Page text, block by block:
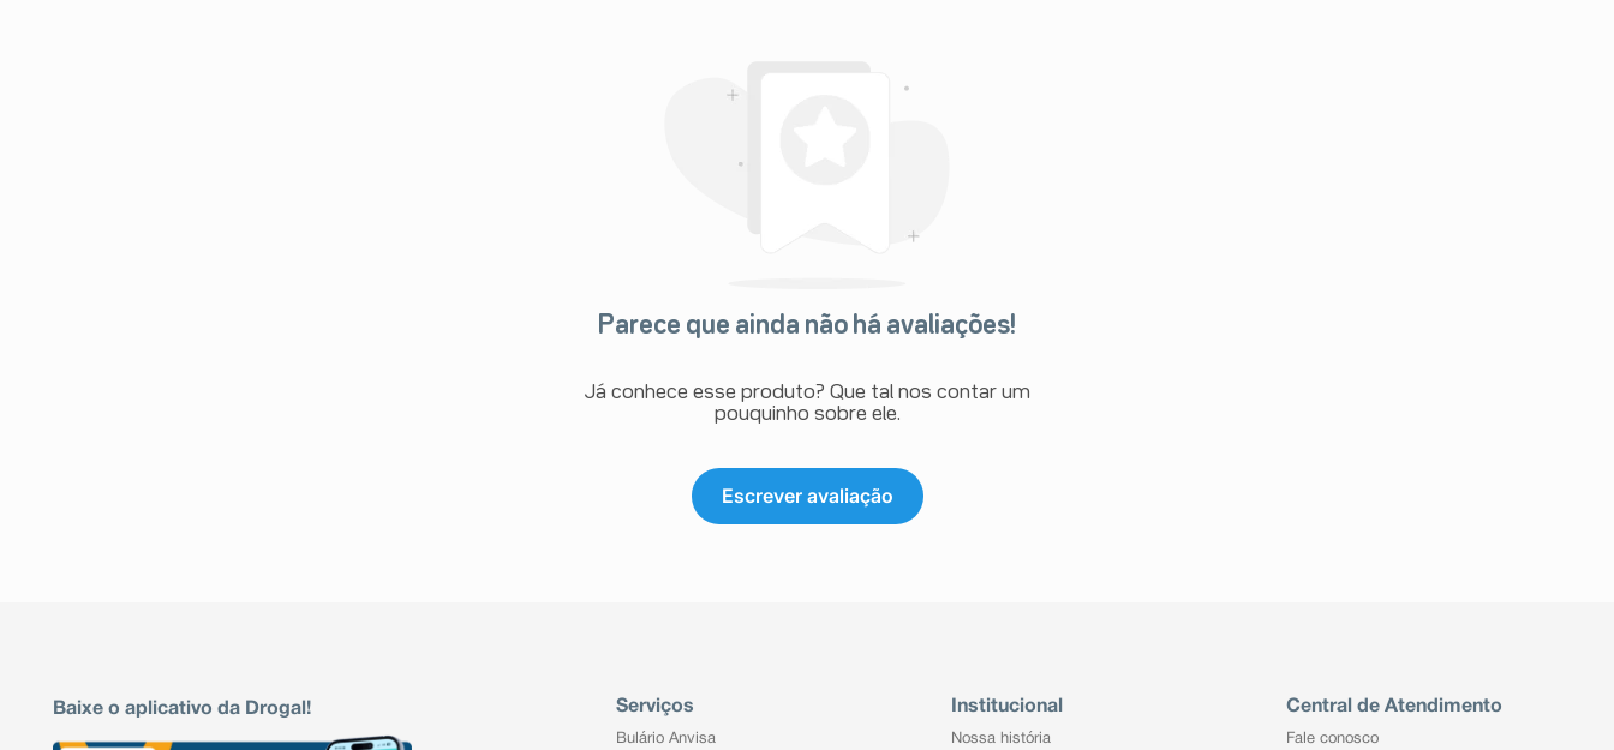
Parece que ainda não há avaliações!
Já conhece esse produto? Que tal nos contar um
pouquinho sobre ele.
Escrever avaliação
Baixe o aplicativo da Drogal! Serviços
Bulário Anvisa
Institucional
Nossa história
Central de Atendimento
Fale conosco